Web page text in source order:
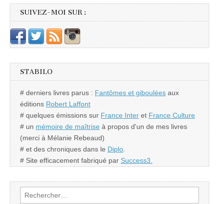
SUIVEZ-MOI SUR :
STABILO
# derniers livres parus : Fantômes et giboulées aux
éditions Robert Laffont
# quelques émissions sur France Inter et France Culture
# un mémoire de maîtrise à propos d'un de mes livres
(merci à Mélanie Rebeaud)
# et des chroniques dans le Diplo
# Site efficacement fabriqué par Success3.
Rechercher :